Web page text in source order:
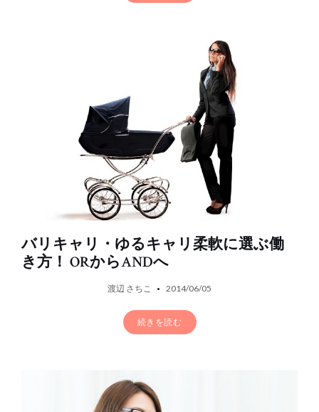
バリキャリ・ゆるキャリ柔軟に選ぶ働
き方！ ORからANDへ
渡辺 さちこ 2014/06/05
続きを読む